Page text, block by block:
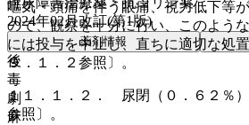
嘔気・頭痛を伴う眼痛、視力低下等
ので、観察を十分に行い、このよう
には投与を中止し、直ちに適切な処
９．１．２参照〕。
１１．１．２． 尿閉（０．６２％）
参照〕。
2024年02月改訂(第1版)
薬剤情報
後
毒
劇
麻